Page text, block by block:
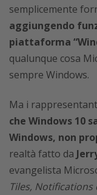
semplicemente
aggiungendo
piattaforma
qualunque cosa
sempre Windows.
Ma i
che Windows 10
Windows, non
realtà fatto da
evangelista
Tiles, Notifications